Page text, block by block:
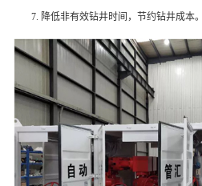
7. 降低非有效钻井时间，节约钻井成本。